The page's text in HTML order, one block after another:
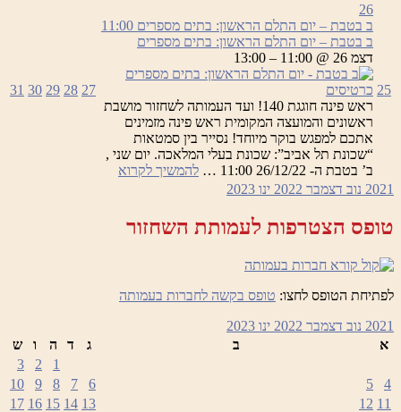
25
26
ב בטבת – יום התלם הראשון: בתים מספרים 11:00
ב בטבת – יום התלם הראשון: בתים מספרים
דצמ 26 @ 11:00 – 13:00
כרטיסים
ראש פינה חוגגת 140! ועד העמותה לשחזור מושבת
ראשונים והמועצה המקומית ראש פינה מזמינים
אתכם למפגש בוקר מיוחד! נסייר בין סמטאות
“שכונת תל אביב”: שכונת בעלי המלאכה. יום שני ,
ב’ בטבת ה- 26/12/22 11:00 …
להמשיך לקרוא
27
28
29
30
31
2021 נוב דצמבר 2022 ינו 2023
טופס הצטרפות לעמותת השחזור
לפתיחת הטופס לחצו: טופס בקשה לחברות בעמותה
2021 נוב דצמבר 2022 ינו 2023
א
ב ג ד ה ו
ש
1
2
3
4
5
6
7
8
9
10
11
12
13
14
15
16
17